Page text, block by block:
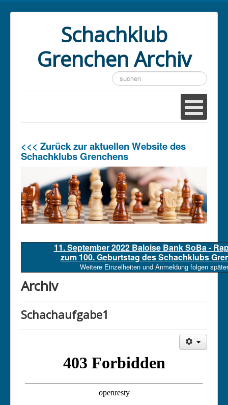
Schachklub
Grenchen Archiv
Suchen
...
<<< Zurück zur aktuellen Website des
Schachklubs Grenchens
11. September 2022 Baloise Bank SoBa -
zum 100. Geburtstag des Schachklubs
Weitere Einzelheiten und Anmeldung folgen
Archiv
Schachaufgabe1